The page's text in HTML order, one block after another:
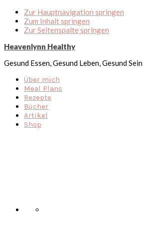
Zur Hauptnavigation springen
Zum Inhalt springen
Zur Seitenspalte springen
Heavenlynn Healthy
Gesund Essen, Gesund Leben, Gesund Sein
Über mich
Meal Plans
Rezepte
Bücher
Artikel
Shop